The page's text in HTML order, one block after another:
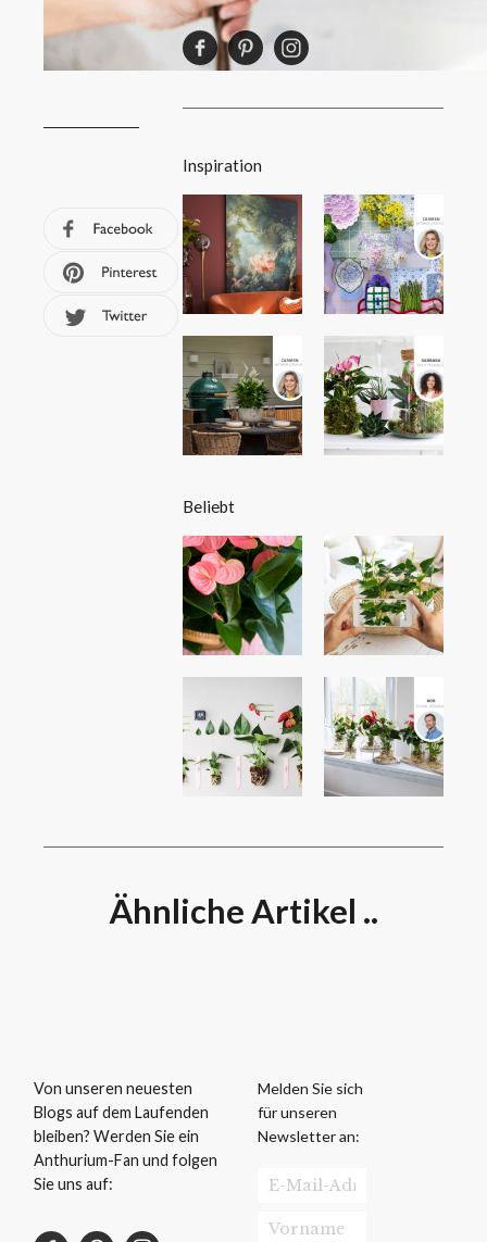
Inspiration
Beliebt
Ähnliche Artikel ..
Von unseren neuesten
Blogs auf dem Laufenden
bleiben? Werden Sie ein
Anthurium-Fan und folgen
Sie uns auf:
Melden Sie sich
für unseren
Newsletter an: